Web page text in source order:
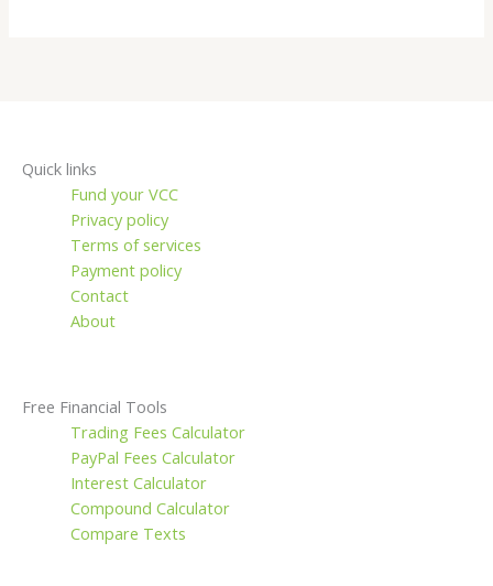
Quick links
Fund your VCC
Privacy policy
Terms of services
Payment policy
Contact
About
Free Financial Tools
Trading Fees Calculator
PayPal Fees Calculator
Interest Calculator
Compound Calculator
Compare Texts